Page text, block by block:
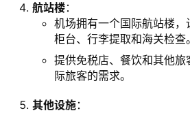
航站楼：
机场拥有一个国际航站楼
柜台、行李提取和海关检查。
提供免税店、餐饮和其他旅
际旅客的需求。
其他设施：